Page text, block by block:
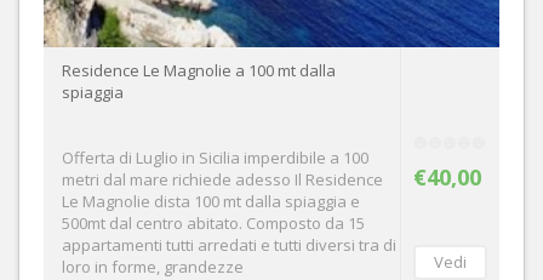
€40,00
Residence Le Magnolie a 100 mt dalla
spiaggia
Offerta di Luglio in Sicilia imperdibile a 100
metri dal mare richiede adesso Il Residence
Le Magnolie dista 100 mt dalla spiaggia e
500mt dal centro abitato. Composto da 15
appartamenti tutti arredati e tutti diversi tra di
loro in forme, grandezze